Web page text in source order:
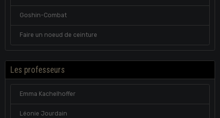
Goshin-Combat
Faire un noeud de ceinture
Les professeurs
Emma Kachelhoffer
Léonie Jourdain